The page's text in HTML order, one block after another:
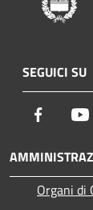
SEGUICI SU
Facebook
Organi di